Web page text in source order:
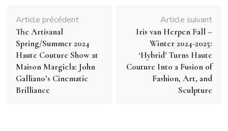
d'article
Article précédent
The Artisanal
Spring/Summer 2024
Haute Couture Show at
Maison Margiela: John
Galliano’s Cinematic
Brilliance
Article suivant
Iris van Herpen Fall –
Winter 2024-2025:
‘Hybrid’ Turns Haute
Couture Into a Fusion of
Fashion, Art, and
Sculpture